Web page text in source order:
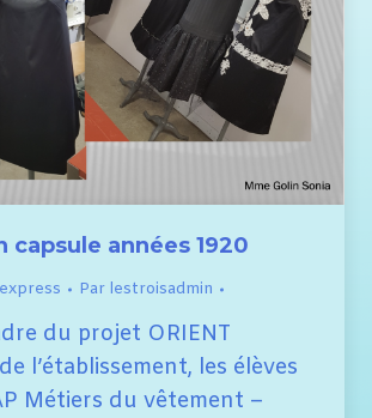
capsule années 1920
Par lestroisadmin
du projet ORIENT
l’établissement, les élèves
Métiers du vêtement –